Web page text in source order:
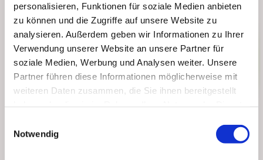
personalisieren, Funktionen für soziale Medien anbieten
zu können und die Zugriffe auf unsere Website zu
analysieren. Außerdem geben wir Informationen zu Ihrer
Verwendung unserer Website an unsere Partner für
soziale Medien, Werbung und Analysen weiter. Unsere
Partner führen diese Informationen möglicherweise mit
weiteren Daten zusammen, die Sie ihnen bereitgestellt
Notwendig
Tauchen Sie ein in die Welt der Innovation und Perfektion mit
unseren topaktuellen Neuwagen. Jedes Fahrzeug verkörpert
modernste Technologie, höchste Sicherheitsstandards und
ein unvergleichliches Fahrerlebnis. Mit maßgeschneiderten
Konfigurationen erfüllen wir Ihre individuellen Bedürfnisse.
Erleben Sie nicht nur den Fahrspaß, sondern auch die
Gewissheit, ein brandneues Fahrzeug mit vollem
Garantieumfang zu besitzen. Bei uns bedeutet der Kauf eines
Erwerb von Exklusivität und zukunftsweisender Mobilität.